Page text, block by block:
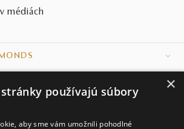
médiách
×
používajú súbory
aby sme vám umožnili pohodlné